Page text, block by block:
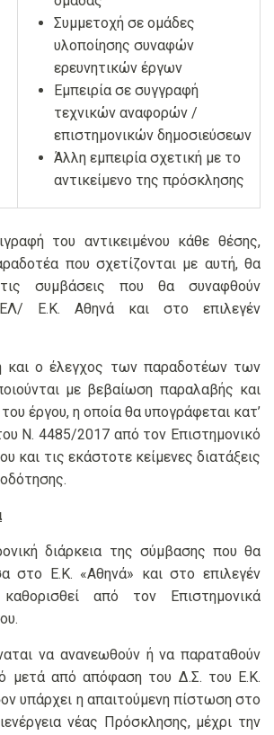
Συμμετοχή σε ομάδες
υλοποίησης συναφών
ερευνητικών έργων
Εμπειρία σε συγγραφή
τεχνικών αναφορών /
επιστημονικών δημοσιεύσεων
Άλλη εμπειρία σχετική με το
αντικείμενο της πρόσκλησης
του αντικειμένου κάθε θέσης,
που σχετίζονται με αυτή, θα
συμβάσεις που θα συναφθούν
Ε.Κ. Αθηνά και στο επιλεγέν
και ο έλεγχος των παραδοτέων των
με βεβαίωση παραλαβής και
έργου, η οποία θα υπογράφεται κατ’
Ν. 4485/2017 από τον Επιστημονικό
και τις εκάστοτε κείμενες διατάξεις
διάρκεια της σύμβασης που θα
στο Ε.Κ. «Αθηνά» και στο επιλεγέν
από τον Επιστημονικά
να ανανεωθούν ή να παραταθούν
μετά από απόφαση του Δ.Σ. του Ε.Κ.
υπάρχει η απαιτούμενη πίστωση στο
νέας Πρόσκλησης, μέχρι την